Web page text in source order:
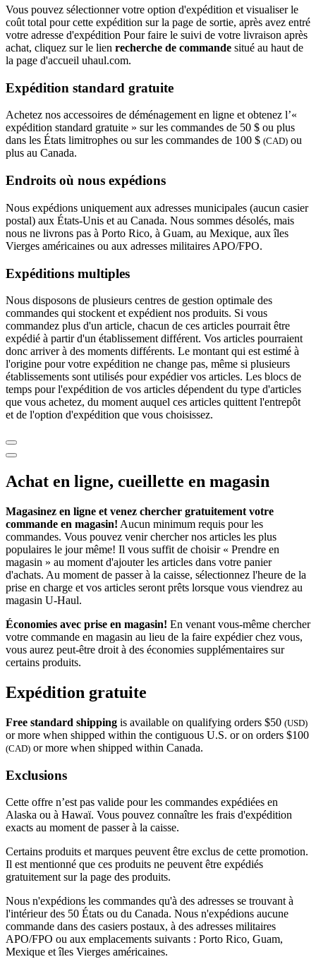
Vous pouvez sélectionner votre option d'expédition et visualiser le
coût total pour cette expédition sur la page de sortie, après avez entré
votre adresse d'expédition Pour faire le suivi de votre livraison après
achat, cliquez sur le lien recherche de commande situé au haut de
la page d'accueil uhaul.com.
Expédition standard gratuite
Achetez nos accessoires de déménagement en ligne et obtenez l’«
expédition standard gratuite » sur les commandes de 50 $ ou plus
dans les États limitrophes ou sur les commandes de 100 $ (CAD) ou
plus au Canada.
Endroits où nous expédions
Nous expédions uniquement aux adresses municipales (aucun casier
postal) aux États-Unis et au Canada. Nous sommes désolés, mais
nous ne livrons pas à Porto Rico, à Guam, au Mexique, aux îles
Vierges américaines ou aux adresses militaires APO/FPO.
Expéditions multiples
Nous disposons de plusieurs centres de gestion optimale des
commandes qui stockent et expédient nos produits. Si vous
commandez plus d'un article, chacun de ces articles pourrait être
expédié à partir d'un établissement différent. Vos articles pourraient
donc arriver à des moments différents. Le montant qui est estimé à
l'origine pour votre expédition ne change pas, même si plusieurs
établissements sont utilisés pour expédier vos articles. Les blocs de
temps pour l'expédition de vos articles dépendent du type d'articles
que vous achetez, du moment auquel ces articles quittent l'entrepôt
et de l'option d'expédition que vous choisissez.
Achat en ligne, cueillette en magasin
Magasinez en ligne et venez chercher gratuitement votre
commande en magasin! Aucun minimum requis pour les
commandes. Vous pouvez venir chercher nos articles les plus
populaires le jour même! Il vous suffit de choisir « Prendre en
magasin » au moment d'ajouter les articles dans votre panier
d'achats. Au moment de passer à la caisse, sélectionnez l'heure de la
prise en charge et vos articles seront prêts lorsque vous viendrez au
magasin U-Haul.
Économies avec prise en magasin! En venant vous-même chercher
votre commande en magasin au lieu de la faire expédier chez vous,
vous aurez peut-être droit à des économies supplémentaires sur
certains produits.
Expédition gratuite
Free standard shipping is available on qualifying orders $50 (USD)
or more when shipped within the contiguous U.S. or on orders $100
(CAD) or more when shipped within Canada.
Exclusions
Cette offre n’est pas valide pour les commandes expédiées en
Alaska ou à Hawaï. Vous pouvez connaître les frais d'expédition
exacts au moment de passer à la caisse.
Certains produits et marques peuvent être exclus de cette promotion.
Il est mentionné que ces produits ne peuvent être expédiés
gratuitement sur la page des produits.
Nous n'expédions les commandes qu'à des adresses se trouvant à
l'intérieur des 50 États ou du Canada. Nous n'expédions aucune
commande dans des casiers postaux, à des adresses militaires
APO/FPO ou aux emplacements suivants : Porto Rico, Guam,
Mexique et îles Vierges américaines.